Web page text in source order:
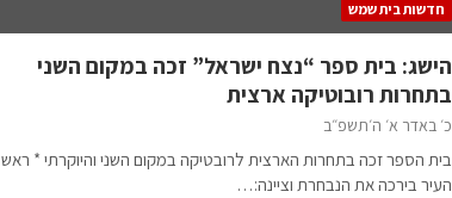
חדשות בית שמש
הישג: בית ספר “נצח ישראל” זכה במקום השני
בתחרות רובוטיקה ארצית
כ׳ באדר א׳ ה׳תשפ״ב
בית הספר זכה בתחרות הארצית לרובטיקה במקום השני והיוקרתי * ראש
העיר בירכה את הנבחרת וציינה:…